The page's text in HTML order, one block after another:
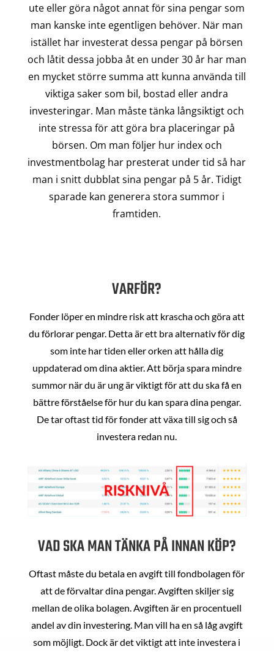
ute eller göra något annat för sina pengar som
man kanske inte egentligen behöver. När man
istället har investerat dessa pengar på börsen
och låtit dessa jobba åt en under 30 år har man
en mycket större summa att kunna använda till
viktiga saker som bil, bostad eller andra
investeringar. Man måste tänka långsiktigt och
inte stressa för att göra bra placeringar på
börsen. Om man följer hur index och
investmentbolag har presterat under tid så har
man i snitt dubblat sina pengar på 5 år. Tidigt
sparade kan generera stora summor i
framtiden.
VARFÖR?
Fonder löper en mindre risk att krascha och göra att
du förlorar pengar. Detta är ett bra alternativ för dig
som inte har tiden eller orken att hålla dig
uppdaterad om dina aktier. Att börja spara mindre
summor när du är ung är viktigt för att du ska få en
bättre förståelse för hur du kan spara dina pengar.
De tar oftast tid för fonder att växa till sig och så
investera redan nu.
VAD SKA MAN TÄNKA PÅ INNAN KÖP?
Oftast måste du betala en avgift till fondbolagen för
att de förvaltar dina pengar. Avgiften skiljer sig
mellan de olika bolagen. Avgiften är en procentuell
andel av din investering. Man vill ha en så låg avgift
som möjligt. Dock är det viktigt att inte investera i